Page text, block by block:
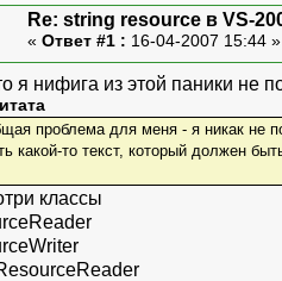
Re: string resource в VS-
« Ответ #1 : 16-04-2007 15:44
я нифига из этой паники не
проблема для меня - я никак не
какой-то текст, который должен
классы